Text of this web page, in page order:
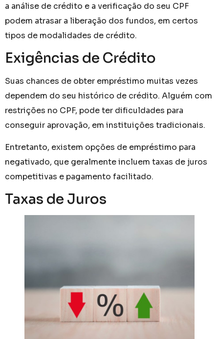
a análise de crédito e a verificação do seu CPF
podem atrasar a liberação dos fundos, em certos
tipos de modalidades de crédito.
Exigências de Crédito
Suas chances de obter empréstimo muitas vezes
dependem do seu histórico de crédito. Alguém com
restrições no CPF, pode ter dificuldades para
conseguir aprovação, em instituições tradicionais.
Entretanto, existem opções de empréstimo para
negativado, que geralmente incluem taxas de juros
competitivas e pagamento facilitado.
Taxas de Juros